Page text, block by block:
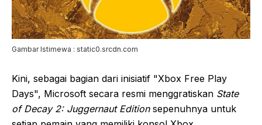
Gambar Istimewa : static0.srcdn.com
Kini, sebagai bagian dari inisiatif "Xbox Free Play
Days", Microsoft secara resmi menggratiskan State
of Decay 2: Juggernaut Editionsepenuhnya untuk